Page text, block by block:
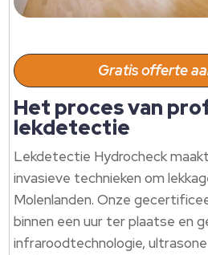
Gratis offerte
Het proces van
lekdetectie
Lekdetectie Hydrocheck
invasieve technieken om
Molenlanden. Onze
binnen een uur ter plaatse en
infraroodtechnologie,